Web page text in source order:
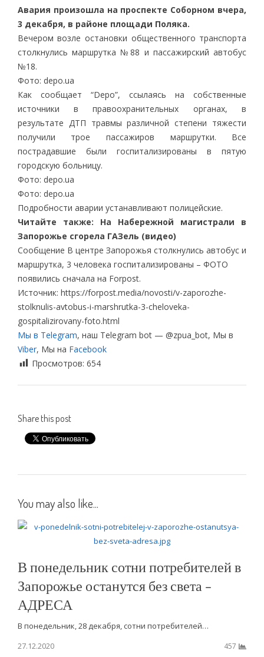
Авария произошла на проспекте Соборном вчера,
3 декабря, в районе площади Поляка.
Вечером возле остановки общественного транспорта
столкнулись маршрутка №88 и пассажирский автобус
№18.
Фото: depo.ua
Как сообщает “Depo”, ссылаясь на собственные
источники в правоохранительных органах, в
результате ДТП травмы различной степени тяжести
получили трое пассажиров маршрутки. Все
пострадавшие были госпитализированы в пятую
городскую больницу.
Фото: depo.ua
Фото: depo.ua
Подробности аварии устанавливают полицейские.
Читайте также: На Набережной магистрали в
Запорожье сгорела ГАЗель (видео)
Сообщение В центре Запорожья столкнулись автобус и
маршрутка, 3 человека госпитализированы – ФОТО
появились сначала на Forpost.
Источник: https://forpost.media/novosti/v-zaporozhe-
stolknulis-avtobus-i-marshrutka-3-cheloveka-
gospitalizirovany-foto.html
Мы в Telegram, наш Telegram bot — @zpua_bot, Мы в
Viber, Мы на Facebook
Просмотров: 654
Share this post
You may also like...
В понедельник сотни потребителей в
Запорожье останутся без света –
АДРЕСА
В понедельник, 28 декабря, сотни потребителей…
27.12.2020
457